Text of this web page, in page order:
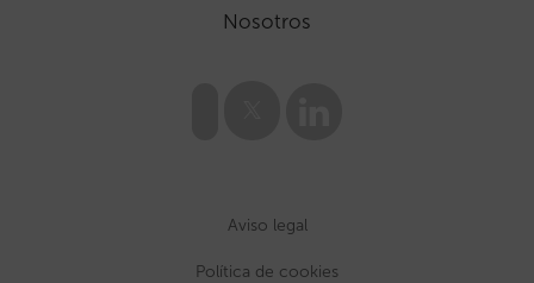
Nosotros
Aviso legal
Política de cookies